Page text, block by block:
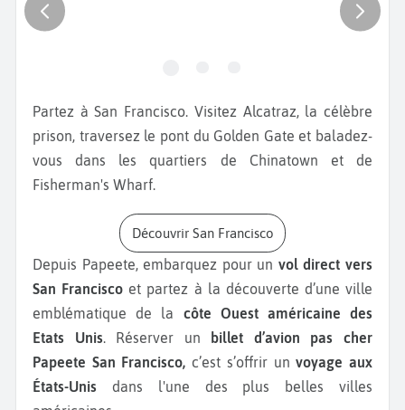
Partez à San Francisco. Visitez Alcatraz, la célèbre
prison, traversez le pont du Golden Gate et baladez-
vous dans les quartiers de Chinatown et de
Fisherman's Wharf.
Découvrir San Francisco
Depuis Papeete, embarquez pour un vol direct vers
San Francisco et partez à la découverte d’une ville
emblématique de la côte Ouest américaine des
Etats Unis. Réserver un
billet d’avion pas cher
Papeete San Francisco, c’est s’offrir unvoyage aux
États-Unis dans l'une des plus belles villes